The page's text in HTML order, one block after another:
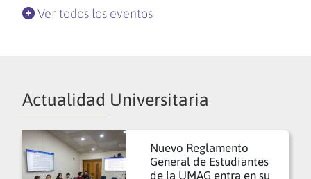
Ver todos los eventos
Actualidad Universitaria
Nuevo Reglamento
General de Estudiantes
de la UMAG entra en su